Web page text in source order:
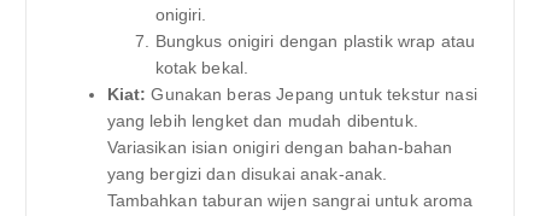
onigiri.
Bungkus onigiri dengan plastik wrap atau
kotak bekal.
Kiat: Gunakan beras Jepang untuk tekstur nasi
yang lebih lengket dan mudah dibentuk.
Variasikan isian onigiri dengan bahan-bahan
yang bergizi dan disukai anak-anak.
Tambahkan taburan wijen sangrai untuk aroma